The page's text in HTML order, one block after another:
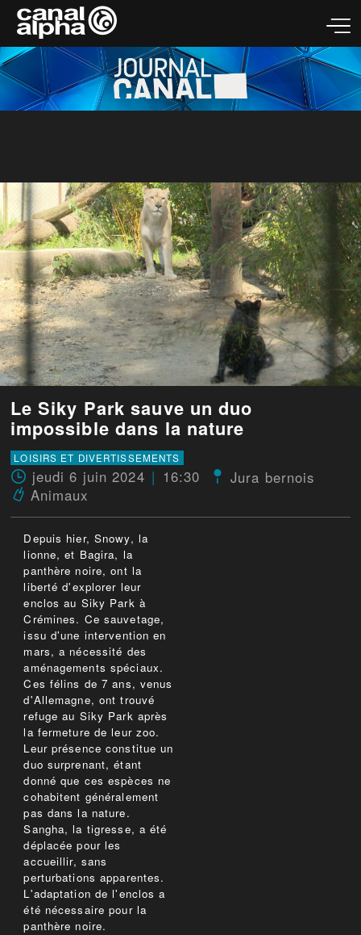
Le Siky Park sauve un duo
impossible dans la nature
LOISIRS ET DIVERTISSEMENTS
jeudi 6 juin 2024 16:30
Jura bernois
Animaux
Depuis hier, Snowy, la
lionne, et Bagira, la
panthère noire, ont la
liberté d'explorer leur
enclos au Siky Park à
Crémines. Ce sauvetage,
issu d'une intervention en
mars, a nécessité des
aménagements spéciaux.
Ces félins de 7 ans, venus
d'Allemagne, ont trouvé
refuge au Siky Park après
la fermeture de leur zoo.
Leur présence constitue un
duo surprenant, étant
donné que ces espèces ne
cohabitent généralement
pas dans la nature.
Sangha, la tigresse, a été
déplacée pour les
accueillir, sans
perturbations apparentes.
L'adaptation de l'enclos a
été nécessaire pour la
panthère noire.